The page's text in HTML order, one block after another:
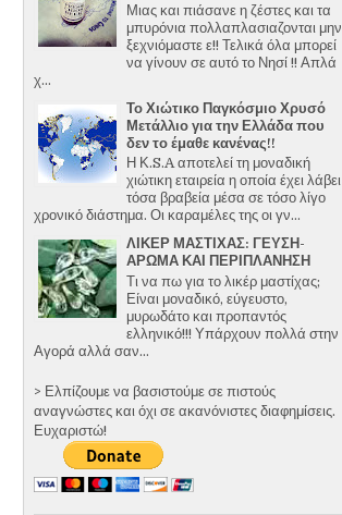
Μιας και πιάσανε η ζέστες και τα
μπυρόνια πολλαπλασιαζονται μην
ξεχνιόμαστε ε!! Τελικά όλα μπορεί
να γίνουν σε αυτό το Νησί !! Απλά
χ...
Το Χιώτικο Παγκόσμιο Χρυσό
Μετάλλιο για την Ελλάδα που
δεν το έμαθε κανένας!!
Η Κ.S.A αποτελεί τη μοναδική
χιώτικη εταιρεία η οποία έχει λάβει
τόσα βραβεία μέσα σε τόσο λίγο
χρονικό διάστημα. Οι καραμέλες της οι γν...
ΛΙΚΕΡ ΜΑΣΤΙΧΑΣ: ΓΕΥΣΗ-
ΑΡΩΜΑ ΚΑΙ ΠΕΡΙΠΛΑΝΗΣΗ
Τι να πω για το λικέρ μαστίχας;
Είναι μοναδικό, εύγευστο,
μυρωδάτο και προπαντός
ελληνικό!!! Υπάρχουν πολλά στην
Αγορά αλλά σαν...
> Ελπίζουμε να βασιστούμε σε πιστούς
αναγνώστες και όχι σε ακανόνιστες διαφημίσεις.
Ευχαριστώ!